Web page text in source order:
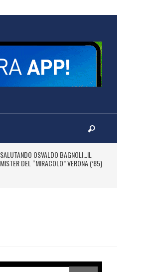
SALUTANDO OSVALDO BAGNOLI…IL
MISTER DEL “MIRACOLO” VERONA (’85)